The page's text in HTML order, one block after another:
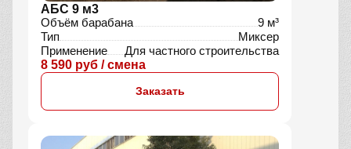
АБС 9 м3
Объём барабана
9 м³
Тип
Миксер
Применение
Для частного строительства
8 590 руб / смена
Заказать